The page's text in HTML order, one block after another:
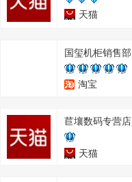
天猫
国玺机柜销售部
淘宝
苣壤数码专营店
天猫